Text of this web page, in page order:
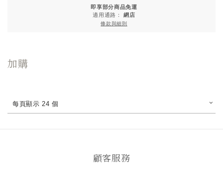
即享部分商品免運
適用通路：網店
條款與細則
加購
每頁顯示 24 個
顧客服務